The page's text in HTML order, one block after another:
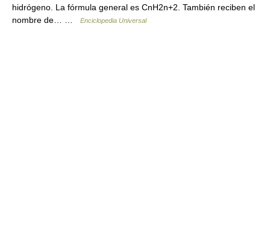
hidrógeno. La fórmula general es CnH2n+2. También reciben el
nombre de… …
Enciclopedia Universal